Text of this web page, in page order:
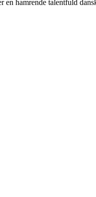
hamrende talentfuld